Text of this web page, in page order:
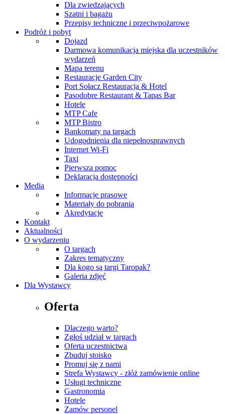
Dla zwiedzających
Szatni i bagażu
Przepisy techniczne i przeciwpożarowe
Podróż i pobyt
Dojazd
Darmowa komunikacja miejska dla uczestników
wydarzeń
Mapa terenu
Restauracje Garden City
Port Sołacz Restauracja & Hotel
Pasodobre Restaurant & Tapas Bar
Hotele
MTP Cafe
MTP Bistro
Bankomaty na targach
Udogodnienia dla niepełnosprawnych
Internet Wi-Fi
Taxi
Pierwsza pomoc
Deklaracja dostępności
Media
Informacje prasowe
Materiały do pobrania
Akredytacje
Kontakt
Aktualności
O wydarzeniu
O targach
Zakres tematyczny
Dla kogo są targi Taropak?
Galeria zdjęć
Dla Wystawcy
Oferta
Dlaczego warto?
Zgłoś udział w targach
Oferta uczestnictwa
Zbuduj stoisko
Promuj się z nami
Strefa Wystawcy - złóż zamówienie online
Usługi techniczne
Gastronomia
Hotele
Zamów personel